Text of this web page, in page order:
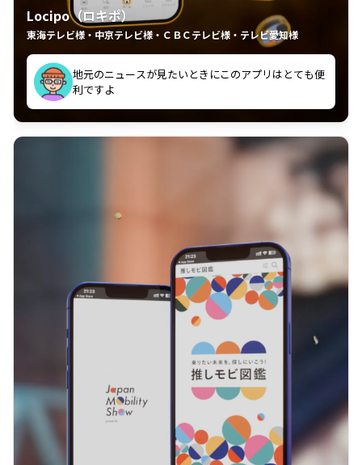
Locipo（ロキポ）
東海テレビ様・中京テレビ様・ＣＢＣテレビ様・テレビ愛知様
中京テレビのおもしろ番組が視聴可能地域外からも見
れるの嬉しいポイント
いつも利用させていただいております！